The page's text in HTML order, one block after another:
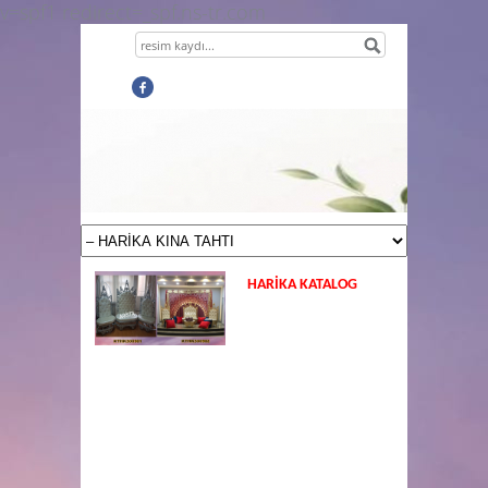
v=spf1 redirect=_spf.ns-tr.com
HARİKA KATALOG